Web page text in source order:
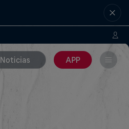
Noticias APP